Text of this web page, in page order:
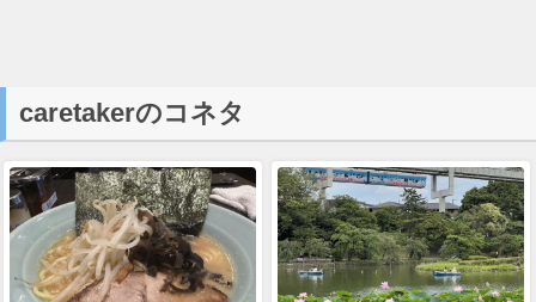
caretakerのコネタ